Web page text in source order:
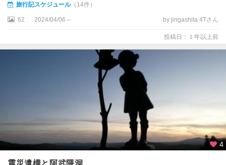
旅行記スケジュール（14件）
62 2024/04/06～ by jingashita 4Tさん
投稿日：１年以上前
4